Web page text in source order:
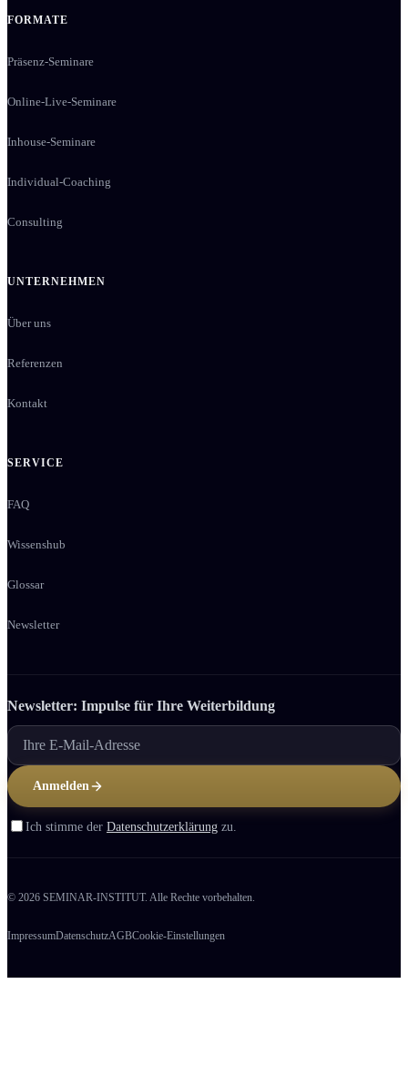
FORMATE
Präsenz-Seminare
Online-Live-Seminare
Inhouse-Seminare
Individual-Coaching
Consulting
UNTERNEHMEN
Über uns
Referenzen
Kontakt
SERVICE
FAQ
Wissenshub
Glossar
Newsletter
Newsletter: Impulse für Ihre Weiter­bildung
Anmelden
Ich stimme der Datenschutzerklärung zu.
© 2026 SEMINAR-INSTITUT. Alle Rechte vorbehalten.
ImpressumDatenschutzAGBCookie-Einstellungen